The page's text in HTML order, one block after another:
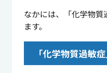
なかには、「化学物
ます。
「化学物質過敏